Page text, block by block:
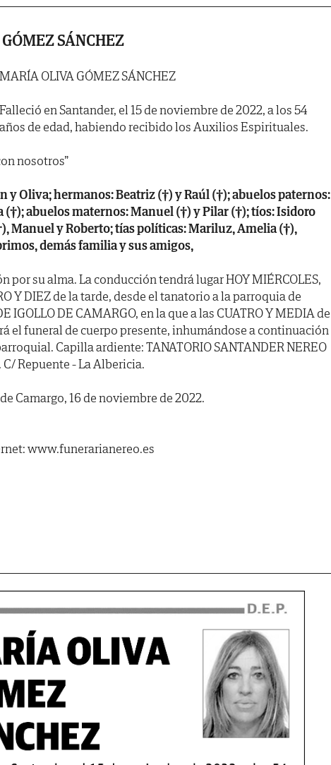
SÁNCHEZ
MARÍA OLIVA GÓMEZ SÁNCHEZ
Falleció en Santander, el 15 de noviembre de 2022, a los 54
años de edad, habiendo recibido los Auxilios Espirituales.
nosotros”
y Oliva; hermanos: Beatriz (†) y Raúl (†); abuelos paternos:
(†); abuelos maternos: Manuel (†) y Pilar (†); tíos: Isidoro
Manuel y Roberto; tías políticas: Mariluz, Amelia (†),
demás familia y sus amigos,
por su alma. La conducción tendrá lugar HOY MIÉRCOLES,
Y DIEZ de la tarde, desde el tanatorio a la parroquia de
IGOLLO DE CAMARGO, en la que a las CUATRO Y MEDIA de
el funeral de cuerpo presente, inhumándose a continuación
Capilla ardiente: TANATORIO SANTANDER NEREO
C/ Repuente - La Albericia.
Camargo, 16 de noviembre de 2022.
www.funerarianereo.es